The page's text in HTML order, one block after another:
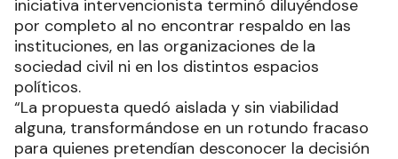
iniciativa intervencionista terminó diluyéndose
por completo al no encontrar respaldo en las
instituciones, en las organizaciones de la
sociedad civil ni en los distintos espacios
políticos.
“La propuesta quedó aislada y sin viabilidad
alguna, transformándose en un rotundo fracaso
para quienes pretendían desconocer la decisión